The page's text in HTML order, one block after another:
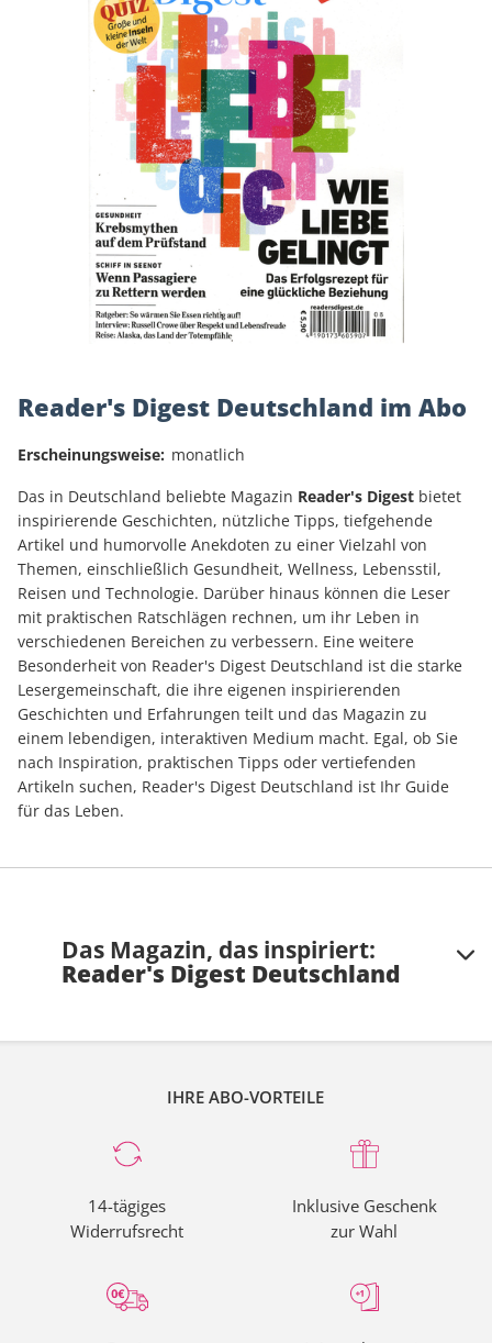
Reader's Digest Deutschland im Abo
Erscheinungsweise: monatlich
Das in Deutschland beliebte Magazin Reader's Digest bietet
inspirierende Geschichten, nützliche Tipps, tiefgehende
Artikel und humorvolle Anekdoten zu einer Vielzahl von
Themen, einschließlich Gesundheit, Wellness, Lebensstil,
Reisen und Technologie. Darüber hinaus können die Leser
mit praktischen Ratschlägen rechnen, um ihr Leben in
verschiedenen Bereichen zu verbessern. Eine weitere
Besonderheit von Reader's Digest Deutschland ist die starke
Lesergemeinschaft, die ihre eigenen inspirierenden
Geschichten und Erfahrungen teilt und das Magazin zu
einem lebendigen, interaktiven Medium macht. Egal, ob Sie
nach Inspiration, praktischen Tipps oder vertiefenden
Artikeln suchen, Reader's Digest Deutschland ist Ihr Guide
für das Leben.
Das Magazin, das inspiriert:
Reader's Digest Deutschland
Reader's Digest Deutschlanderfreut sich bei einer
Geschichten, nützlichen Ratschläge, tiefgehenden
Artikel und humorvollen Anekdoten. Es umfasst eine
Vielfalt von Themen von Gesundheit und Wellness über
Lebensstil bis hin zu Reisen und Technologie.
lebensverbessernde Ratschläge
IHRE ABO-VORTEILE
14-tägiges
Widerrufsrecht
Inklusive Geschenk
zur Wahl